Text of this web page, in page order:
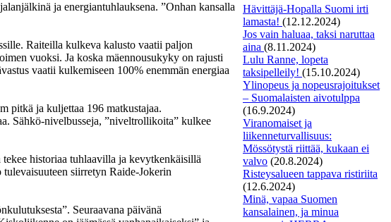
ja energiantuhlauksena. ”Onhan kansalla
Raiteilla kulkeva kalusto vaatii paljon
vuoksi. Ja koska mäennousukyky on rajusti
vaatii kulkemiseen 100% enemmän energiaa
pitkä ja kuljettaa 196 matkustajaa.
Sähkö-nivelbusseja, ”niveltrollikoita” kulkee
historiaa tuhlaavilla ja kevytkenkäisillä
siirretyn Raide-Jokerin
Seuraavana päivänä
Hävittäjä-Hopalla Suomi irti
lamasta! (12.12.2024)
Jos vain haluaa, taksi naruttaa
aina (8.11.2024)
Lulu Ranne, lopeta
taksipelleily! (15.10.2024)
Ylinopeus ja nopeusrajoitukset
– Suomalaisten aivotulppa
(16.9.2024)
Viranomaiset ja
liikenneturvallisuus:
Mössötystä riittää, kukaan ei
valvo (20.8.2024)
Risteysalueen tappava ristiriita
(12.6.2024)
Minä, vapaa Suomen
kansalainen, ja minua